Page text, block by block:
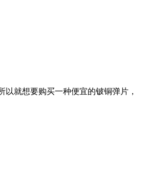
就想要购买一种便宜的铍铜弹片，